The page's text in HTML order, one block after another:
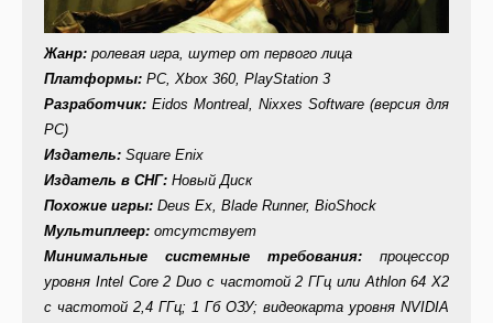
Жанр: ролевая игра, шутер от первого лица
Платформы: PC, Xbox 360, PlayStation 3
Разработчик: Eidos Montreal, Nixxes Software (версия для
PC)
Издатель: Square Enix
Издатель в СНГ: Новый Диск
Похожие игры: Deus Ex, Blade Runner, BioShock
Мультиплеер: отсутствует
Минимальные системные требования: процессор
уровня Intel Core 2 Duo с частотой 2 ГГц или Athlon 64 X2
с частотой 2,4 ГГц; 1 Гб ОЗУ; видеокарта уровня NVIDIA